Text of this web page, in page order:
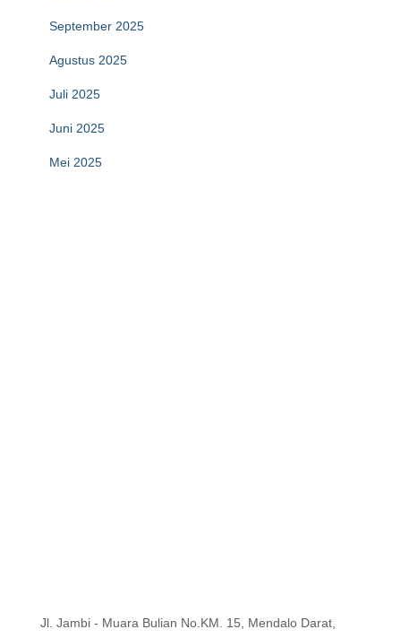
September 2025
Agustus 2025
Juli 2025
Juni 2025
Mei 2025
Jl. Jambi - Muara Bulian No.KM. 15, Mendalo Darat,